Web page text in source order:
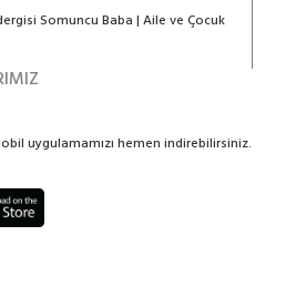
Somuncu Baba | Aile ve Çocuk
uygulamamızı hemen indirebilirsiniz.